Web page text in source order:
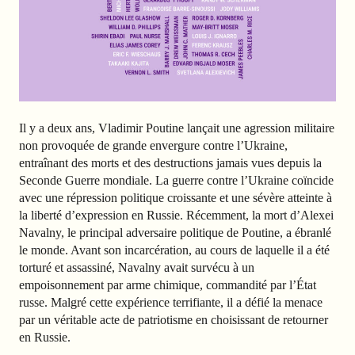
Il y a deux ans, Vladimir Poutine lançait une agression militaire
non provoquée de grande envergure contre l’Ukraine,
entraînant des morts et des destructions jamais vues depuis la
Seconde Guerre mondiale. La guerre contre l’Ukraine coïncide
avec une répression politique croissante et une sévère atteinte à
la liberté d’expression en Russie. Récemment, la mort d’Alexei
Navalny, le principal adversaire politique de Poutine, a ébranlé
le monde. Avant son incarcération, au cours de laquelle il a été
torturé et assassiné, Navalny avait survécu à un
empoisonnement par arme chimique, commandité par l’État
russe. Malgré cette expérience terrifiante, il a défié la menace
par un véritable acte de patriotisme en choisissant de retourner
en Russie.